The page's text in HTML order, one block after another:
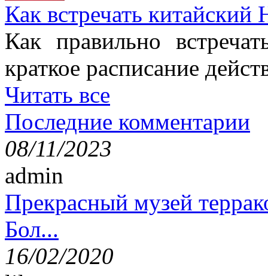
Как встречать китайский
Как правильно
краткое расписание
Читать все
Последние комментарии
08/11/2023
admin
Прекрасный музей
Бол...
16/02/2020